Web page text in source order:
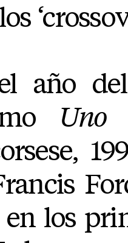
año
Uno
los